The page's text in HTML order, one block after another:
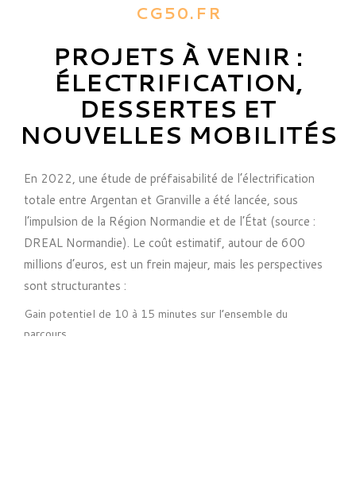
CG50.FR
PROJETS À VENIR :
ÉLECTRIFICATION,
DESSERTES ET
NOUVELLES MOBILITÉS
En 2022, une étude de préfaisabilité de l’électrification
totale entre Argentan et Granville a été lancée, sous
l’impulsion de la Région Normandie et de l’État (source :
DREAL Normandie). Le coût estimatif, autour de 600
millions d’euros, est un frein majeur, mais les perspectives
sont structurantes :
Gain potentiel de 10 à 15 minutes sur l’ensemble du
parcours.